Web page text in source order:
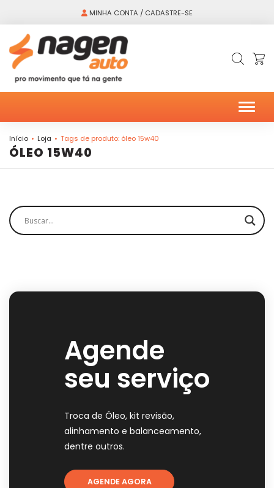
MINHA CONTA / CADASTRE-SE
Início Loja Tags de produto: óleo 15w40
ÓLEO 15W40
Agende
seu serviço
Troca de Óleo, kit revisão,
alinhamento e balanceamento,
dentre outros.
AGENDE AGORA